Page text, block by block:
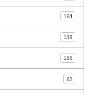
164
138
166
62